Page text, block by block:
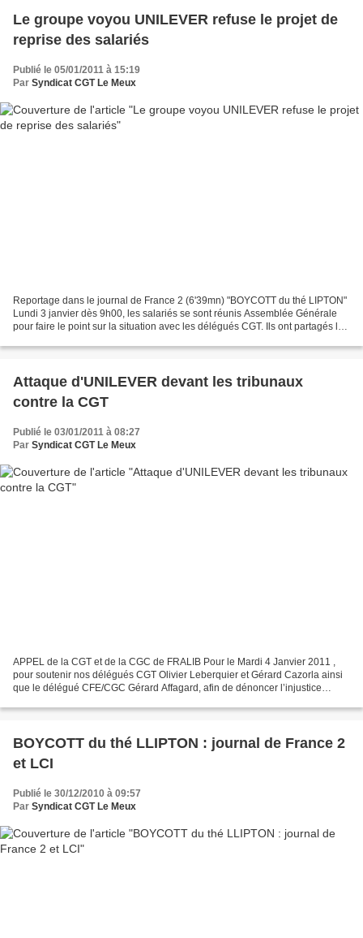
Le groupe voyou UNILEVER refuse le projet de
reprise des salariés
Publié le 05/01/2011 à 15:19
Par Syndicat CGT Le Meux
Reportage dans le journal de France 2 (6'39mn) "BOYCOTT du thé LIPTON"
Lundi 3 janvier dès 9h00, les salariés se sont réunis Assemblée Générale
pour faire le point sur la situation avec les délégués CGT. Ils ont partagés les
Attaque d'UNILEVER devant les tribunaux
contre la CGT
Publié le 03/01/2011 à 08:27
Par Syndicat CGT Le Meux
APPEL de la CGT et de la CGC de FRALIB Pour le Mardi 4 Janvier 2011 ,
pour soutenir nos délégués CGT Olivier Leberquier et Gérard Cazorla ainsi
que le délégué CFE/CGC Gérard Affagard, afin de dénoncer l’injustice
BOYCOTT du thé LLIPTON : journal de France 2
et LCI
Publié le 30/12/2010 à 09:57
Par Syndicat CGT Le Meux